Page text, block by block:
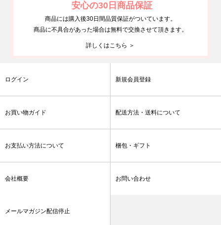
安心の30日商品保証
商品には購入後30日間品質保証がついています。
商品に不具合があった場合は無料で交換させて頂きます。
詳しくはこちら ＞
ログイン 新規会員登録
お買い物ガイド 配送方法・送料について
お支払い方法について 梱包・ギフト
会社概要 お問い合わせ
メールマガジン配信停止